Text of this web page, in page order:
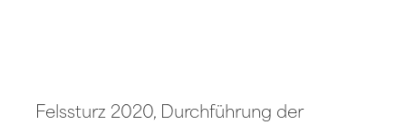
Felssturz 2020, Durchführung der